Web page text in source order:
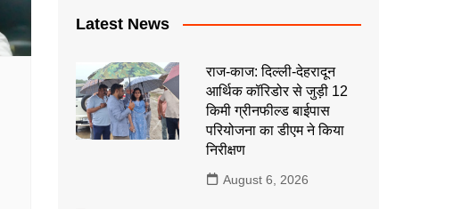
Latest News
राज-काज: दिल्ली-देहरादून
आर्थिक कॉरिडोर से जुड़ी 12
किमी ग्रीनफील्ड बाईपास
परियोजना का डीएम ने किया
निरीक्षण
August 6, 2026